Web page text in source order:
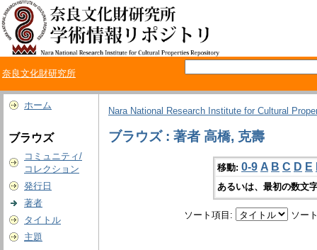
奈良文化財研究所
ホーム
ブラウズ
コミュニティ/
コレクション
発行日
著者
タイトル
主題
Nara National Research Institute for Cultural
ブラウズ : 著者 高橋, 克壽
移動: 0-9 A B C D E
あるいは、最初の数文
ソート項目: ソー